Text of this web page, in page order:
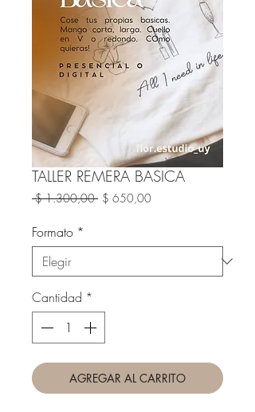
TALLER REMERA BASICA
$ 1.300,00 Precio
$ 650,00Precio
Formato *
Cantidad *
AGREGAR AL CARRITO